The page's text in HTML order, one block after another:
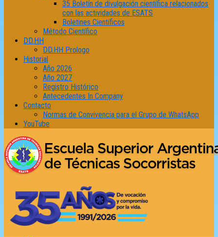
35 Boletín de divulgación científica relacionados
con las actividades de ESATS
Boletines Científicos
Método Científico
DD.HH
DD.HH Prologo
Historial
Año 2026
Año 2027
Registro Histórico
Antecedentes In Company
Contacto
Normas de Convivencia para el Grupo de WhatsApp
YouTube